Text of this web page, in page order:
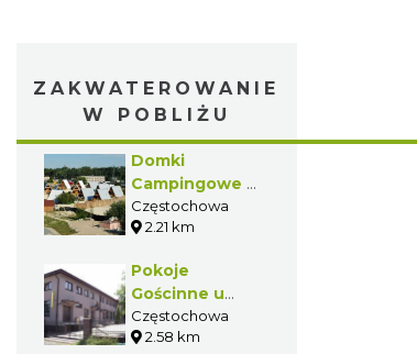
ZAKWATEROWANIE
W POBLIŻU
Domki
Campingowe w
Parku Miniatur
Sakralnych
Częstochowa
2.21 km
Pokoje
Gościnne u
Bombki
Częstochowa
2.58 km